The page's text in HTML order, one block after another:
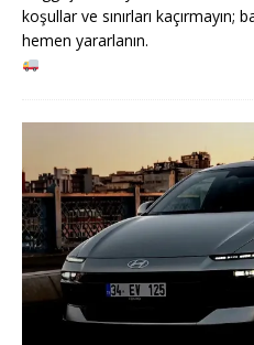
koşullar ve sınırları kaçırmayın;
hemen yararlanın.